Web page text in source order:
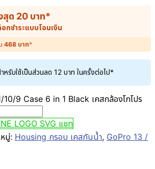
สุด 20 บาท*
กชำระแบบโอนเงิน
468 บาท*
หรับใช้เป็นส่วนลด 12 บาท ในครั้งต่อไป*
10/9 Case 6 in 1 Black เคสกล้องโกโปร
แชท
มู่: Housing กรอบ เคสกันน้ำ, GoPro 13 /